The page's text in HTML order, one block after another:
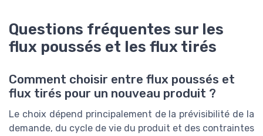
Questions fréquentes sur les
flux poussés et les flux tirés
Comment choisir entre flux poussés et
flux tirés pour un nouveau produit ?
Le choix dépend principalement de la prévisibilité de la
demande, du cycle de vie du produit et des contraintes